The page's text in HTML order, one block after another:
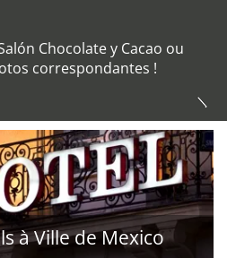
Chocolate y Cacao ou
correspondantes !
à Ville de Mexico